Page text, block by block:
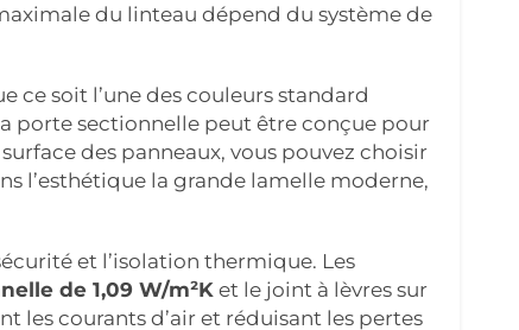
du linteau dépend du système de
ce soit l’une des couleurs standard
porte sectionnelle peut être conçue pour
des panneaux, vous pouvez choisir
l’esthétique la grande lamelle moderne,
et l’isolation thermique. Les
de 1,09 W/m²K et le joint à lèvres sur
les courants d’air et réduisant les pertes